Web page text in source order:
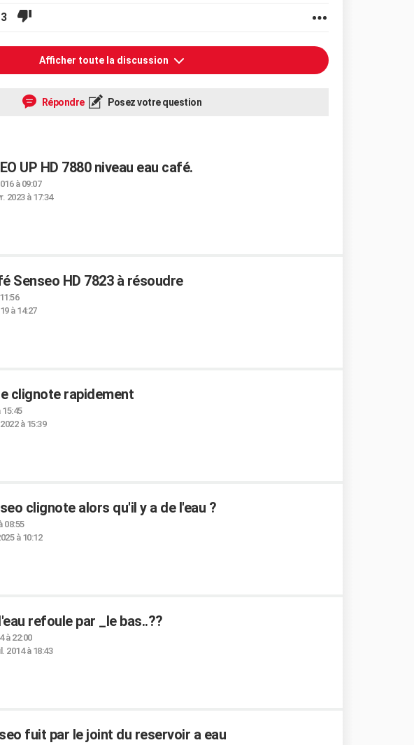
3
Afficher toute la discussion
Répondre Posez votre question
UP HD 7880 niveau eau café.
à 09:07
2023 à 17:34
Senseo HD 7823 à résoudre
à 14:27
clignote rapidement
15:45
à 15:39
clignote alors qu'il y a de l'eau ?
08:55
à 10:12
refoule par _le bas..??
à 22:00
2014 à 18:43
fuit par le joint du reservoir a eau